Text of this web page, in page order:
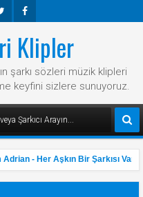
Ook
Klipler
şarkı sözleri müzik klipleri
keyfini sizlere sunuyoruz.
Adrian - Her Aşkın Bir Şarkısı Var